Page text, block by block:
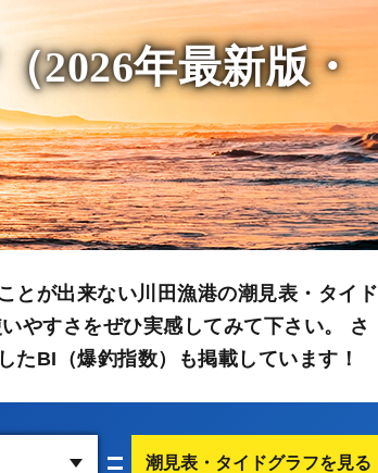
2026年最新版・
とが出来ない川田漁港の潮見表・タイド
やすさをぜひ実感してみて下さい。 さ
たBI（爆釣指数）も掲載しています！
潮見表・タイドグラフを見る